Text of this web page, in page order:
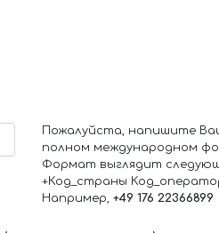
Пожалуйста, напишите
полном международном
Формат выглядит
+Код_страны
Например, +49 176 22366899